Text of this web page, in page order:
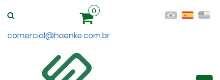
0
comercial@haenke.com.br